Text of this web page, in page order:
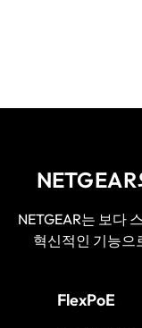
NETGEAR는 보다
혁신적인 기능으
FlexPoE